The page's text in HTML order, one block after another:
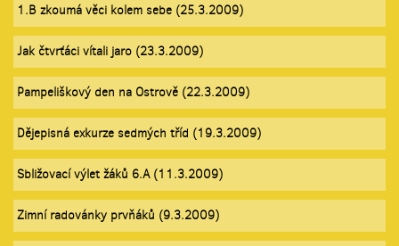
1.B zkoumá věci kolem sebe (25.3.2009)
Jak čtvrťáci vítali jaro (23.3.2009)
Pampeliškový den na Ostrově (22.3.2009)
Dějepisná exkurze sedmých tříd (19.3.2009)
Sbližovací výlet žáků 6.A (11.3.2009)
Zimní radovánky prvňáků (9.3.2009)